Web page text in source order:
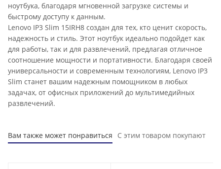
ноутбука, благодаря мгновенной загрузке системы и
быстрому доступу к данным.
Lenovo IP3 Slim 15IRH8 создан для тех, кто ценит скорость,
надежность и стиль. Этот ноутбук идеально подойдет как
для работы, так и для развлечений, предлагая отличное
соотношение мощности и портативности. Благодаря своей
универсальности и современным технологиям, Lenovo IP3
Slim станет вашим надежным помощником в любых
задачах, от офисных приложений до мультимедийных
развлечений.
Вам также может понравиться С этим товаром покупают